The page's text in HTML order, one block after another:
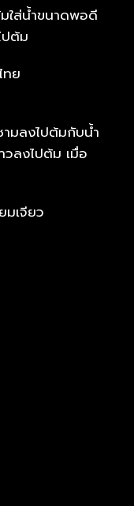
ใส่น้ำขนาดพอดี
ปต้ม
ทย
มลงไปต้มกับน้ำ
วลงไปต้ม เมื่อ
มเจียว